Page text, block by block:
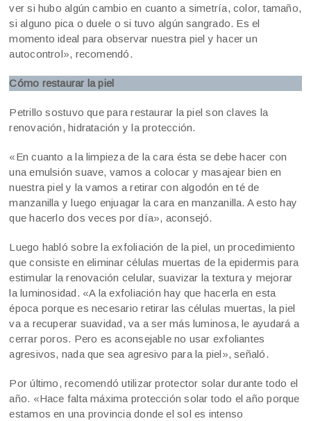
ver si hubo algún cambio en cuanto a simetría, color, tamaño,
si alguno pica o duele o si tuvo algún sangrado. Es el
momento ideal para observar nuestra piel y hacer un
autocontrol», recomendó.
Cómo restaurar la piel
Petrillo sostuvo que para restaurar la piel son claves la
renovación, hidratación y la protección.
«En cuanto a la limpieza de la cara ésta se debe hacer con
una emulsión suave, vamos a colocar y masajear bien en
nuestra piel y la vamos a retirar con algodón en té de
manzanilla y luego enjuagar la cara en manzanilla. A esto hay
que hacerlo dos veces por día», aconsejó.
Luego habló sobre la exfoliación de la piel, un procedimiento
que consiste en eliminar células muertas de la epidermis para
estimular la renovación celular, suavizar la textura y mejorar
la luminosidad. «A la exfoliación hay que hacerla en esta
época porque es necesario retirar las células muertas, la piel
va a recuperar suavidad, va a ser más luminosa, le ayudará a
cerrar poros. Pero es aconsejable no usar exfoliantes
agresivos, nada que sea agresivo para la piel», señaló.
Por último, recomendó utilizar protector solar durante todo el
año. «Hace falta máxima protección solar todo el año porque
estamos en una provincia donde el sol es intenso